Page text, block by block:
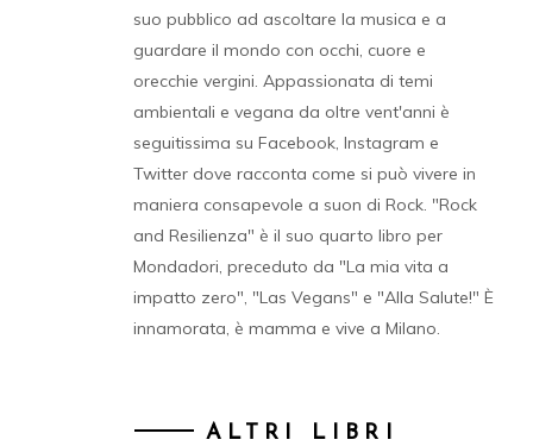
suo pubblico ad ascoltare la musica e a
guardare il mondo con occhi, cuore e
orecchie vergini. Appassionata di temi
ambientali e vegana da oltre vent'anni è
seguitissima su Facebook, Instagram e
Twitter dove racconta come si può vivere in
maniera consapevole a suon di Rock. "Rock
and Resilienza" è il suo quarto libro per
Mondadori, preceduto da "La mia vita a
impatto zero", "Las Vegans" e "Alla Salute!" È
innamorata, è mamma e vive a Milano.
ALTRI LIBRI